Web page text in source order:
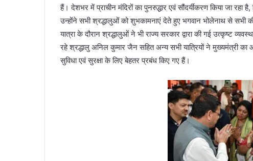
हैं। देशभर में प्राचीन मंदिरों का पुनरुद्धार एवं सौंदर्यीकरण किया जा रहा
उन्होंने सभी श्रद्धालुओं को शुभकामनाएं देते हुए भगवान भोलेनाथ से सभी
यात्रा के दौरान श्रद्धालुओं ने भी राज्य सरकार द्वारा की गई उत्कृष्ट
रहे श्रद्धालु अनिल कुमार जैन सहित अन्य सभी यात्रियों ने मुख्यमंत्री का
सुविधा एवं सुरक्षा के लिए बेहतर प्रबंध किए गए हैं।